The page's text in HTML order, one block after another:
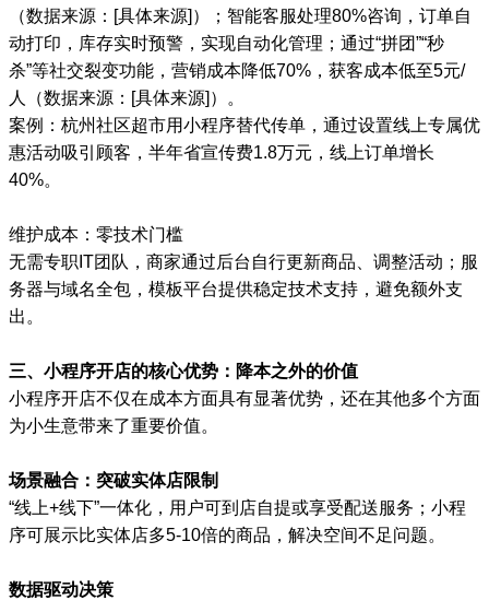
（数据来源：[具体来源]）；智能客服处理80%咨询，订单自
动打印，库存实时预警，实现自动化管理；通过“拼团”“秒
杀”等社交裂变功能，营销成本降低70%，获客成本低至5元/
人（数据来源：[具体来源]）。
案例：杭州社区超市用小程序替代传单，通过设置线上专属优
惠活动吸引顾客，半年省宣传费1.8万元，线上订单增长
40%。
维护成本：零技术门槛
无需专职IT团队，商家通过后台自行更新商品、调整活动；服
务器与域名全包，模板平台提供稳定技术支持，避免额外支
出。
三、小程序开店的核心优势：降本之外的价值
小程序开店不仅在成本方面具有显著优势，还在其他多个方面
为小生意带来了重要价值。
场景融合：突破实体店限制
“线上+线下”一体化，用户可到店自提或享受配送服务；小程
序可展示比实体店多5-10倍的商品，解决空间不足问题。
数据驱动决策